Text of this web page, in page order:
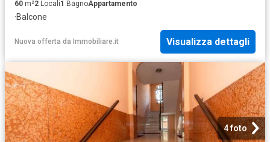
60 m²2 Locali1 BagnoAppartamento
·Balcone
Nuova offerta da Immobiliare.it Visualizza dettagli
4 foto